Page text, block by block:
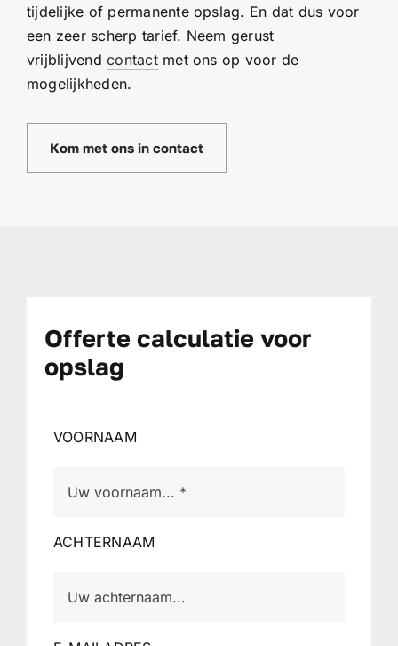
tijdelijke of permanente opslag. En dat dus voor
een zeer scherp tarief. Neem gerust
vrijblijvendcontactmet ons op voor de
mogelijkheden.
Kom met ons in contact
Offerte calculatie voor
opslag
VOORNAAM
ACHTERNAAM